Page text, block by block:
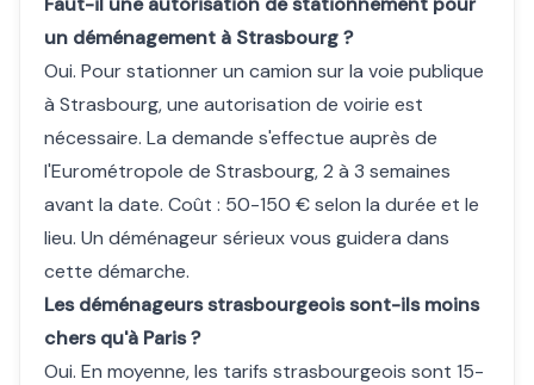
un déménagement à Strasbourg ?
Oui. Pour stationner un camion sur la voie publique
à Strasbourg, une autorisation de voirie est
nécessaire. La demande s'effectue auprès de
l'Eurométropole de Strasbourg, 2 à 3 semaines
avant la date. Coût : 50-150 € selon la durée et le
lieu. Un déménageur sérieux vous guidera dans
cette démarche.
Les déménageurs strasbourgeois sont-ils moins
chers qu'à Paris ?
Oui. En moyenne, les tarifs strasbourgeois sont 15-